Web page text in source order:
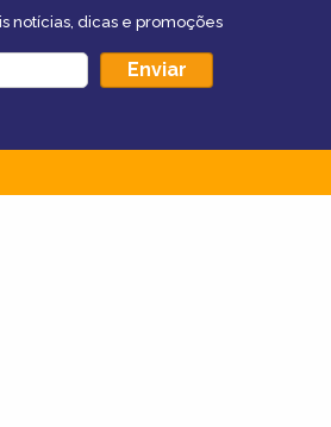
notícias, dicas e promoções